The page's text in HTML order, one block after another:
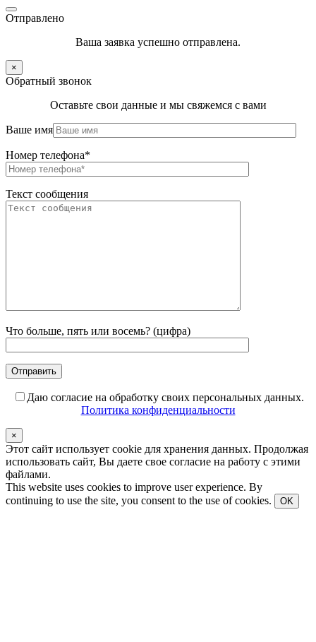
Отправлено
Ваша заявка успешно отправлена.
×
Обратный звонок
Оставьте свои данные и мы свяжемся с вами
Ваше имя
Номер телефона*
Текст сообщения
Что больше, пять или восемь? (цифра)
Даю согласие на обработку своих персональных данных.
Политика конфиденциальности
×
Этот сайт использует cookie для хранения данных. Продолжая
использовать сайт, Вы даете свое согласие на работу с этими
файлами.
This website uses cookies to improve user experience. By
continuing to use the site, you consent to the use of cookies.
OK